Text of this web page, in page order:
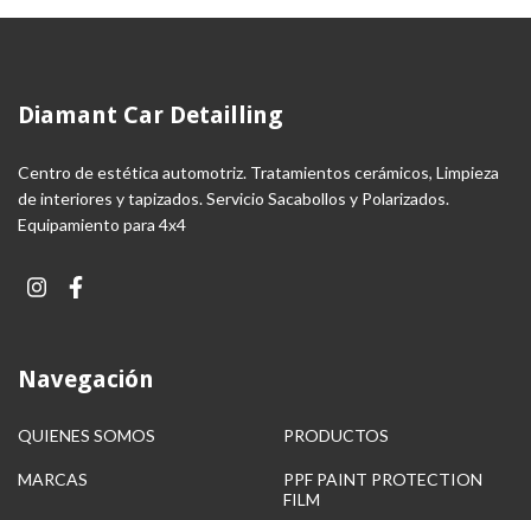
Diamant Car Detailling
Centro de estética automotriz. Tratamientos cerámicos, Limpieza
de interiores y tapizados. Servicio Sacabollos y Polarizados.
Equipamiento para 4x4
Navegación
QUIENES SOMOS PRODUCTOS
MARCAS
PPF PAINT PROTECTION
FILM